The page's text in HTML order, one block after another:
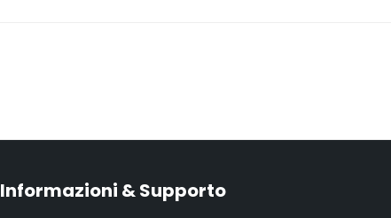
Informazioni & Supporto